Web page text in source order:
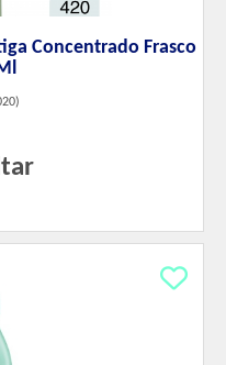
Concentrado Frasco
)